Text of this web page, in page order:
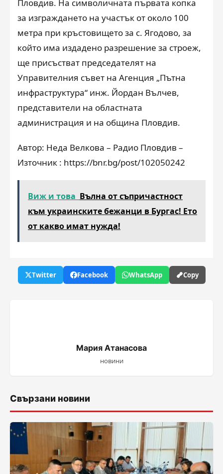
Пловдив. На символичната първата копка
за изграждането на участък от около 100
метра при кръстовището за с. Ягодово, за
който има издадено разрешение за строеж,
ще присъстват председателят на
Управителния съвет на Агенция „Пътна
инфраструктура“ инж. Йордан Вълчев,
представители на областната
администрация и на община Пловдив.
Автор: Неда Велкова – Радио Пловдив –
Източник : https://bnr.bg/post/102050242
Виж и това Вълна от съпричастност
към украинските бежанци в Бургас! Ето
от какво имат нужда!
Twitter Facebook WhatsApp Copy
Мария Атанасова
новини
Свързани новини